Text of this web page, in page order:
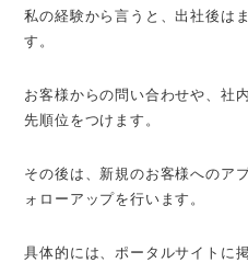
私の経験から言うと、出社後は
す。
お客様からの問い合わせや、社
先順位をつけます。
その後は、新規のお客様へのア
ォローアップを行います。
具体的には、ポータルサイトに